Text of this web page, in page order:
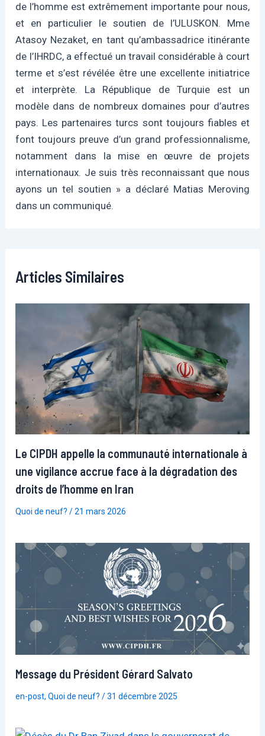
de l’homme est extrêmement importante pour nous,
et en particulier le soutien de l’ULUSKON. Mme
Atasoy Nezaket, en tant qu’ambassadrice itinérante
de l’IHRDC, a effectué un travail considérable à court
terme et s’est révélée être une excellente initiatrice
et interprète. La République de Turquie est un
modèle dans de nombreux domaines pour d’autres
pays. Les partenaires turcs sont toujours fiables et
font toujours preuve d’un grand professionnalisme,
notamment dans la mise en œuvre de projets
internationaux. Je suis très reconnaissant que nous
ayons un tel soutien » a déclaré Matias Meroving
dans un communiqué.
Articles Similaires
Le CIPDH appelle la communauté internationale à
une vigilance accrue face à la dégradation des
droits de l’homme en Iran
Quoi de neuf? /21 mars 2026
Message du Président Gérard Salvato
en-post,Quoi de neuf? /31 décembre 2025